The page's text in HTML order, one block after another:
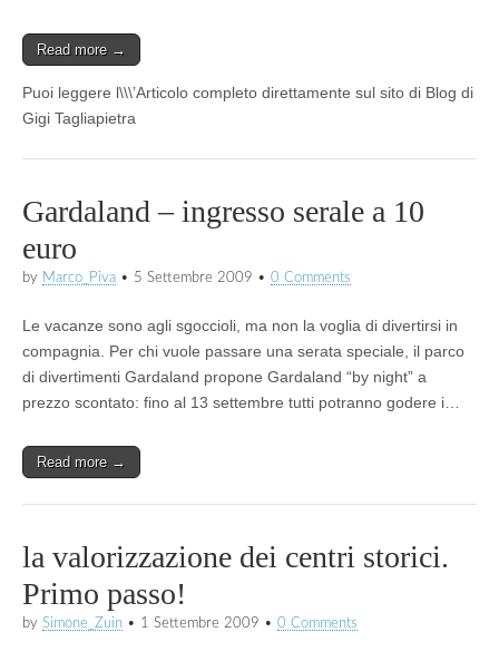
Read more →
Puoi leggere l\\\’Articolo completo direttamente sul sito di Blog di
Gigi Tagliapietra
Gardaland – ingresso serale a 10
euro
by Marco_Piva • 5 Settembre 2009 • 0 Comments
Le vacanze sono agli sgoccioli, ma non la voglia di divertirsi in
compagnia. Per chi vuole passare una serata speciale, il parco
di divertimenti Gardaland propone Gardaland “by night” a
prezzo scontato: fino al 13 settembre tutti potranno godere i…
Read more →
la valorizzazione dei centri storici.
Primo passo!
by Simone_Zuin • 1 Settembre 2009 • 0 Comments